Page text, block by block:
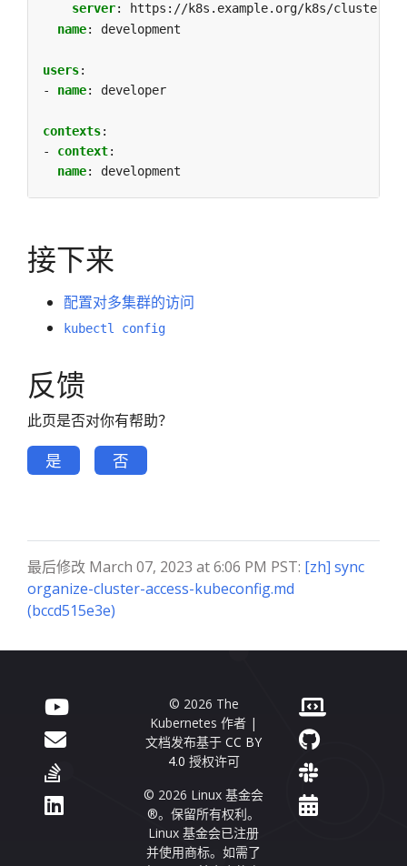
server:
https://k8s.example.org/k8s/clusters/
name: development
users:
- name: developer
contexts:
- context:
name: development
接下来
配置对多集群的访问
kubectl config
反馈
此页是否对你有帮助？
是 否
最后修改 March 07, 2023 at 6:06 PM PST: [zh] sync
organize-cluster-access-kubeconfig.md
(bccd515e3e)
© 2026 The
Kubernetes 作者 |
文档发布基于 CC BY
4.0 授权许可
© 2026 Linux 基金会
®。保留所有权利。
Linux 基金会已注册
并使用商标。如需了